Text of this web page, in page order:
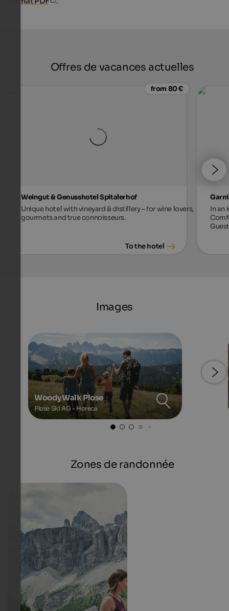
Offres de vacances actuelles
from 80 €
Weingut & Genusshotel Spitalerhof
Unique hotel with vineyard & distillery – for wine lovers,
gourmets and true connoisseurs.
To the hotel
In an
Images
WoodyWalk Plose
Plose Ski AG - Horeca
Zones de randonnée